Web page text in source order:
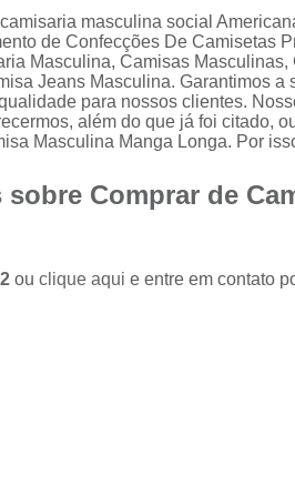
Camisas
sociais
manga
longa
Camisas
sociais
masculinas
Camisas
sociais
Fábricas
masculina social
de Confecções De Camisetas
Masculina, Camisas
Jeans Masculina. Garantimos a
para nossos clientes.
além do que já foi citado,
Masculina Manga Longa. Por
sobre Comprar de
ou clique aqui e entre em contato